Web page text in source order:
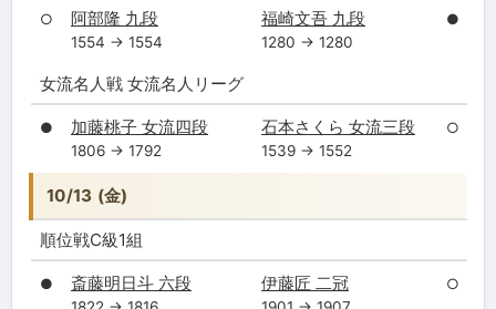
○ 阿部隆 九段
1554 → 1554
福崎文吾 九段
1280 → 1280
●
女流名人戦 女流名人リーグ
● 加藤桃子 女流四段
1806 → 1792
石本さくら 女流三段
1539 → 1552
○
10/13 (金)
順位戦C級1組
● 斎藤明日斗 六段 伊藤匠 二冠 ○